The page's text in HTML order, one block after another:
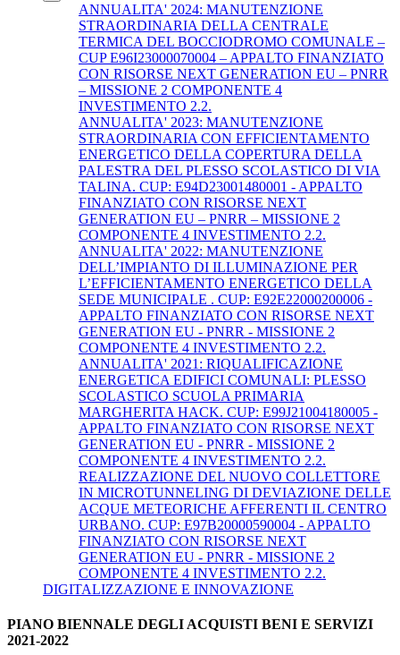
ANNUALITA' 2024: MANUTENZIONE
STRAORDINARIA DELLA CENTRALE
TERMICA DEL BOCCIODROMO COMUNALE –
CUP E96I23000070004 – APPALTO FINANZIATO
CON RISORSE NEXT GENERATION EU – PNRR
– MISSIONE 2 COMPONENTE 4
INVESTIMENTO 2.2.
ANNUALITA' 2023: MANUTENZIONE
STRAORDINARIA CON EFFICIENTAMENTO
ENERGETICO DELLA COPERTURA DELLA
PALESTRA DEL PLESSO SCOLASTICO DI VIA
TALINA. CUP: E94D23001480001 - APPALTO
FINANZIATO CON RISORSE NEXT
GENERATION EU – PNRR – MISSIONE 2
COMPONENTE 4 INVESTIMENTO 2.2.
ANNUALITA' 2022: MANUTENZIONE
DELL’IMPIANTO DI ILLUMINAZIONE PER
L’EFFICIENTAMENTO ENERGETICO DELLA
SEDE MUNICIPALE . CUP: E92E22000200006 -
APPALTO FINANZIATO CON RISORSE NEXT
GENERATION EU - PNRR - MISSIONE 2
COMPONENTE 4 INVESTIMENTO 2.2.
ANNUALITA' 2021: RIQUALIFICAZIONE
ENERGETICA EDIFICI COMUNALI: PLESSO
SCOLASTICO SCUOLA PRIMARIA
MARGHERITA HACK. CUP: E99J21004180005 -
APPALTO FINANZIATO CON RISORSE NEXT
GENERATION EU - PNRR - MISSIONE 2
COMPONENTE 4 INVESTIMENTO 2.2.
REALIZZAZIONE DEL NUOVO COLLETTORE
IN MICROTUNNELING DI DEVIAZIONE DELLE
ACQUE METEORICHE AFFERENTI IL CENTRO
URBANO. CUP: E97B20000590004 - APPALTO
FINANZIATO CON RISORSE NEXT
GENERATION EU - PNRR - MISSIONE 2
COMPONENTE 4 INVESTIMENTO 2.2.
DIGITALIZZAZIONE E INNOVAZIONE
PIANO BIENNALE DEGLI ACQUISTI BENI E SERVIZI
2021-2022